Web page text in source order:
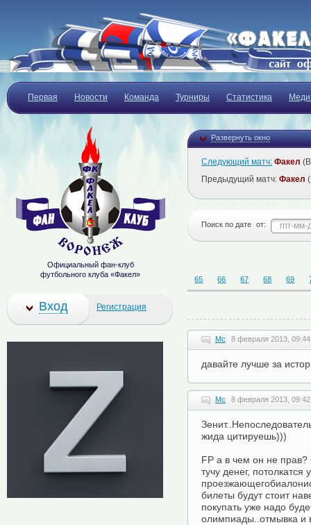
Первая Новости Команда Турниры Статистика
Развернуть окно
Следующий матч: Факел
Предыдущий матч: Факел
Поиск по дате от:
65 66 67 68 69
Mc 8 февраля 2013, 09:44
давайте лучше за
Mc 8 февраля 2013, 09:42
жида цитируешь)))
FP а в чем он не прав?
тучу денег,
билеты будут стоит
покупать уже надо
олимпиады..отмывка и
Официальный фан-клуб
футбольного клуба «Факел»
Вход Регистрация